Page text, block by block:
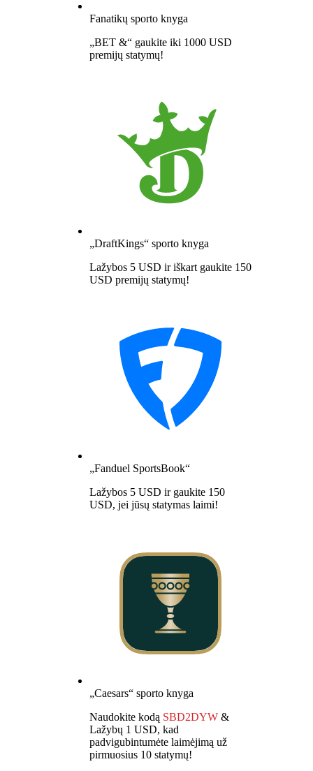
Fanatikų sporto knyga
„BET &“ gaukite iki 1000 USD
premijų statymų!
„DraftKings“ sporto knyga
Lažybos 5 USD ir iškart gaukite 150
USD premijų statymų!
„Fanduel SportsBook“
Lažybos 5 USD ir gaukite 150
USD, jei jūsų statymas laimi!
„Caesars“ sporto knyga
Naudokite kodą SBD2DYW &
Lažybų 1 USD, kad
padvigubintumėte laimėjimą už
pirmuosius 10 statymų!